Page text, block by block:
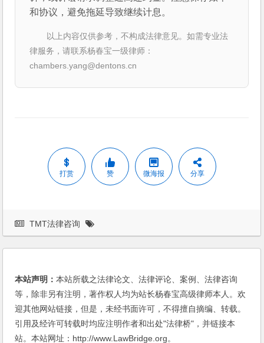
和协议，避免拖延导致继续计息。
以上内容仅供参考，不构成法律意见。如需专业法
律服务，请联系杨春宝一级律师：
chambers.yang@dentons.cn
打赏 赞 微海报 分享
TMT法律咨询
本站声明：本站所载之法律论文、法律评论、案例、法律咨询
等，除非另有注明，著作权人均为站长杨春宝高级律师本人。欢
迎其他网站链接，但是，未经书面许可，不得擅自摘编、转载。
引用及经许可转载时均应注明作者和出处"法律桥"，并链接本
站。本站网址：http://www.LawBridge.org。